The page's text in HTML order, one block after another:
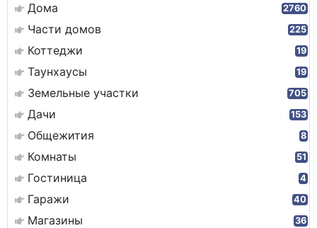
Дома 2760
Части домов 225
Коттеджи 19
Таунхаусы 19
Земельные участки 705
Дачи 153
Общежития 8
Комнаты 51
Гостиница 4
Гаражи 40
Магазины 36